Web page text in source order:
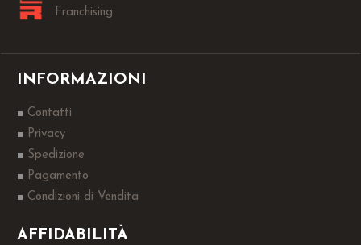
Franchising
INFORMAZIONI
Contatti
Privacy
Spedizione
Pagamento
Condizioni di Vendita
AFFIDABILITÀ